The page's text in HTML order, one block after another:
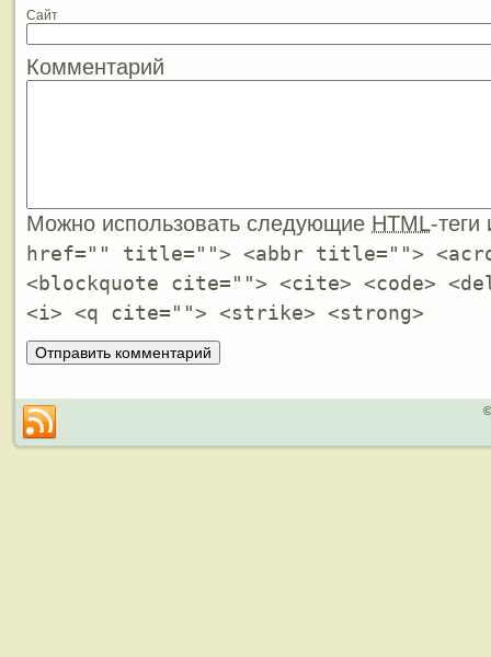
Сайт
Комментарий
Можно использовать следующие HTML-
href="" title=""> <abbr title="">
<blockquote cite=""> <cite> <code>
<i> <q cite=""> <strike> <strong>